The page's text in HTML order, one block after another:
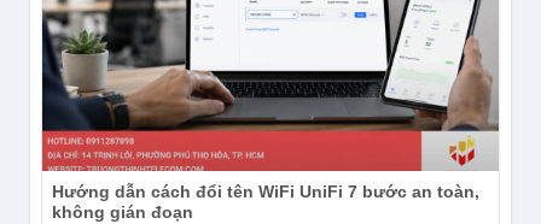
Hướng dẫn cách đổi tên WiFi UniFi 7 bước an toàn,
không gián đoạn